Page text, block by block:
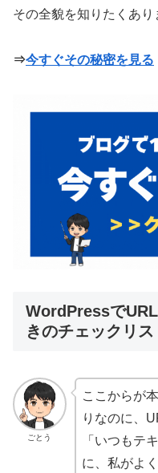
その全貌を知りたくあり
⇒今すぐその秘密を見る
WordPressで
きのチェックリス
ごとう
ここからが
りなのに、
「いつもテ
に、私がよ